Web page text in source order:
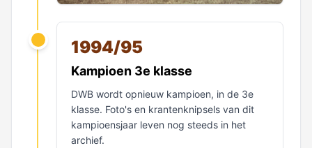
1994/95
Kampioen 3e klasse
DWB wordt opnieuw kampioen, in de 3e
klasse. Foto's en krantenknipsels van dit
kampioensjaar leven nog steeds in het
archief.